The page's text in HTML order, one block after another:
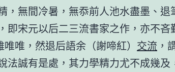
，無間冷暑，無忝前人池水盡墨、退
即宋元以后二三流書家之作，亦不吝
唯，然退后語余（謝啼紅） 交流 ，
法誠有是處，其力學精力尤不成幾及